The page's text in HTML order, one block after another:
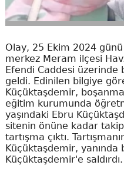
Olay, 25 Ekim 2024
merkez Meram ilçesi
Efendi Caddesi
geldi. Edinilen bilgiye
Küçüktaşdemir,
eğitim kurumunda
yaşındaki Ebru
sitenin önüne kadar
tartışma çıktı.
Küçüktaşdemir, yanında
Küçüktaşdemir'e saldırdı.